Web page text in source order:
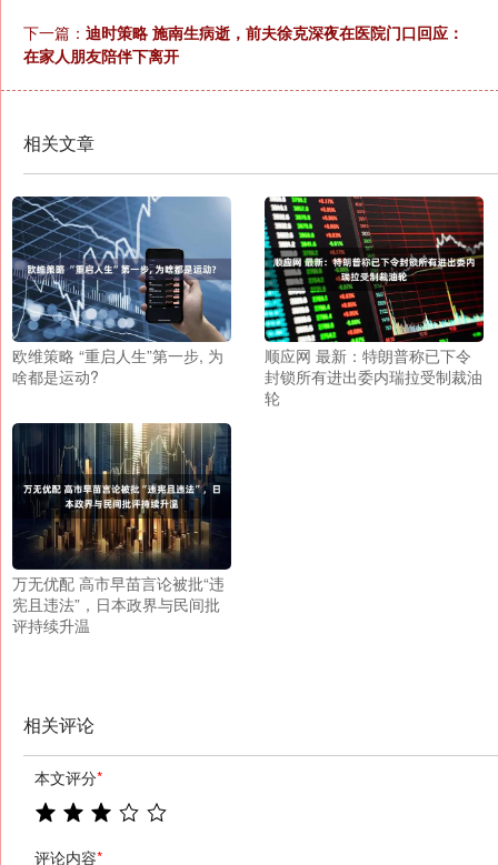
下一篇： 迪时策略 施南生病逝，前夫徐克深夜在医院门口回应：
在家人朋友陪伴下离开
相关文章
欧维策略 “重启人生”第一步, 为
啥都是运动?
顺应网 最新：特朗普称已下令
封锁所有进出委内瑞拉受制裁油
轮
万无优配 高市早苗言论被批“违
宪且违法”，日本政界与民间批
评持续升温
相关评论
本文评分*
评论内容*